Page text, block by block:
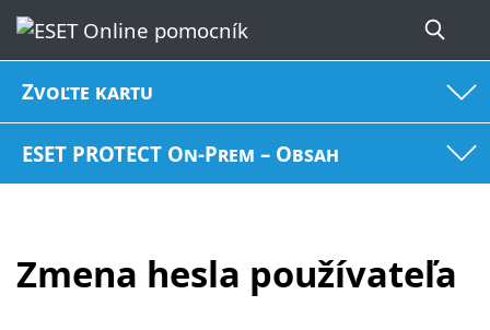
Zvoľte kartu
ESET PROTECT On-Prem – Obsah
Zmena hesla používateľa